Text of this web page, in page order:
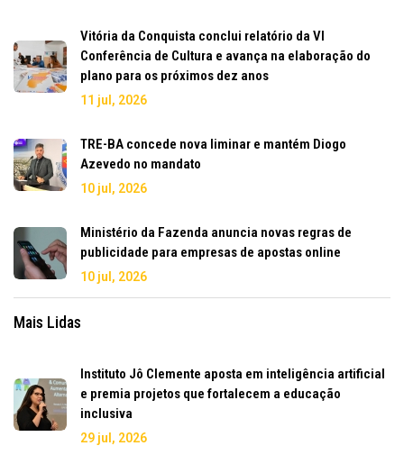
Vitória da Conquista conclui relatório da VI
Conferência de Cultura e avança na elaboração do
plano para os próximos dez anos
11 jul, 2026
TRE-BA concede nova liminar e mantém Diogo
Azevedo no mandato
10 jul, 2026
Ministério da Fazenda anuncia novas regras de
publicidade para empresas de apostas online
10 jul, 2026
Mais Lidas
Instituto Jô Clemente aposta em inteligência artificial
e premia projetos que fortalecem a educação
inclusiva
29 jul, 2026